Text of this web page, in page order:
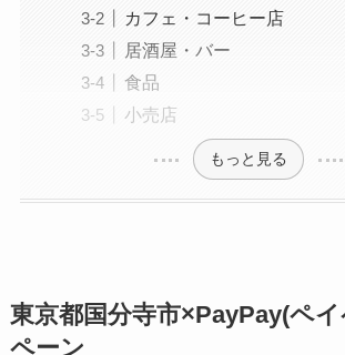
カフェ・コーヒー店
居酒屋・バー
食品
小売店
もっと見る
東京都国分寺市×PayPay(ペ
ペーン